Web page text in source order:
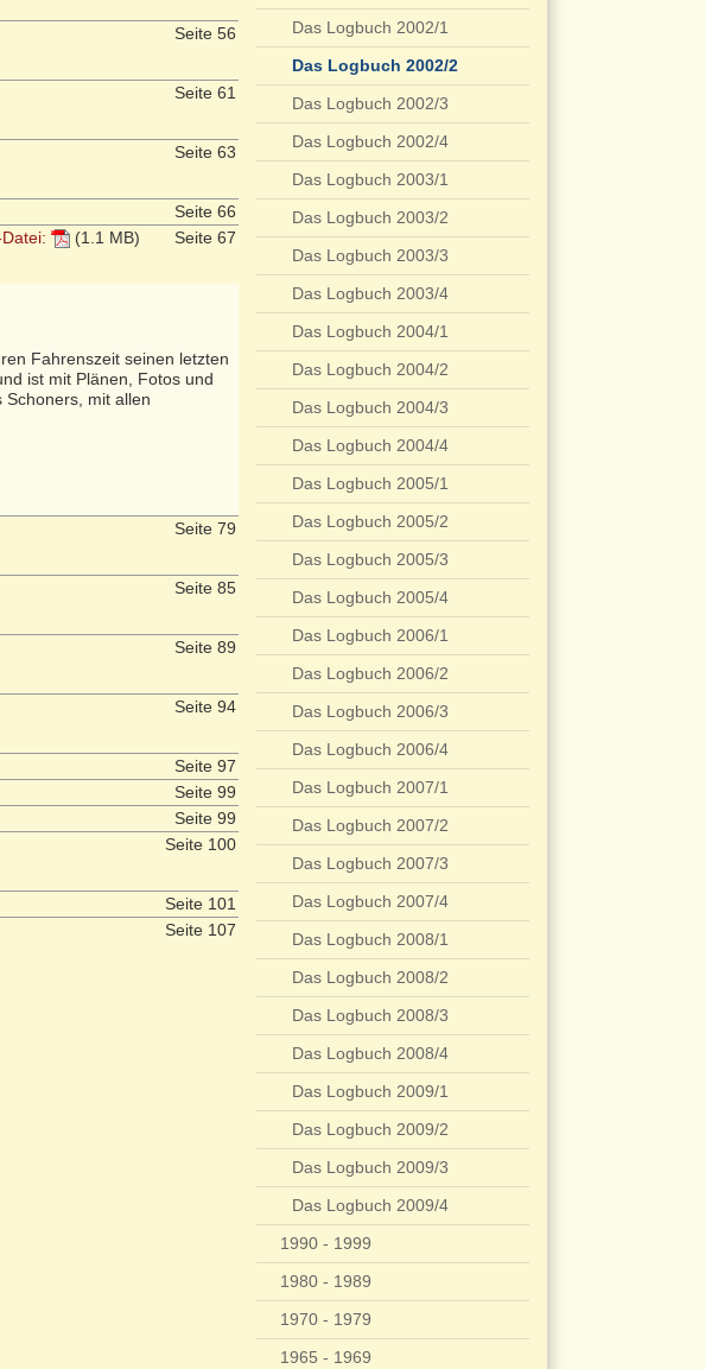
Seite 56
Seite 61
Seite 63
Seite 66
(1.1 MB)
Seite 67
Fahrenszeit seinen letzten
ist mit Plänen, Fotos und
Schoners, mit allen
Seite 79
Seite 85
Seite 89
Seite 94
Seite 97
Seite 99
Seite 99
Seite 100
Seite 101
Seite 107
Das Logbuch 2002/1
Das Logbuch 2002/2
Das Logbuch 2002/3
Das Logbuch 2002/4
Das Logbuch 2003/1
Das Logbuch 2003/2
Das Logbuch 2003/3
Das Logbuch 2003/4
Das Logbuch 2004/1
Das Logbuch 2004/2
Das Logbuch 2004/3
Das Logbuch 2004/4
Das Logbuch 2005/1
Das Logbuch 2005/2
Das Logbuch 2005/3
Das Logbuch 2005/4
Das Logbuch 2006/1
Das Logbuch 2006/2
Das Logbuch 2006/3
Das Logbuch 2006/4
Das Logbuch 2007/1
Das Logbuch 2007/2
Das Logbuch 2007/3
Das Logbuch 2007/4
Das Logbuch 2008/1
Das Logbuch 2008/2
Das Logbuch 2008/3
Das Logbuch 2008/4
Das Logbuch 2009/1
Das Logbuch 2009/2
Das Logbuch 2009/3
Das Logbuch 2009/4
1990 - 1999
1980 - 1989
1970 - 1979
1965 - 1969